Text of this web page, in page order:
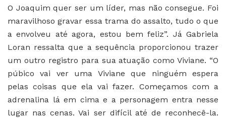
O Joaquim quer ser um líder, mas não consegue. Foi
maravilhoso gravar essa trama do assalto, tudo o que
a envolveu até agora, estou bem feliz”. Já Gabriela
Loran ressalta que a sequência proporcionou trazer
um outro registro para sua atuação como Viviane. “O
púbico vai ver uma Viviane que ninguém espera
pelas coisas que ela vai fazer. Começamos com a
adrenalina lá em cima e a personagem entra nesse
lugar nas cenas. Vai ser difícil até de reconhecê-la.